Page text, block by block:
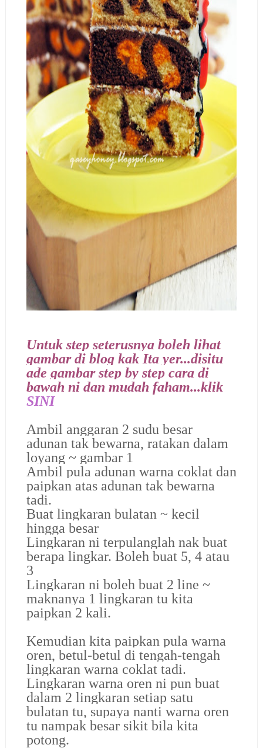
Untuk step seterusnya boleh lihat
gambar di blog kak Ita yer...disitu
ade gambar step by step cara di
bawah ni dan mudah faham...klik
SINI
Ambil anggaran 2 sudu besar
adunan tak bewarna, ratakan dalam
loyang ~ gambar 1
Ambil pula adunan warna coklat dan
paipkan atas adunan tak bewarna
tadi.
Buat lingkaran bulatan ~ kecil
hingga besar
Lingkaran ni terpulanglah nak buat
berapa lingkar. Boleh buat 5, 4 atau
3
Lingkaran ni boleh buat 2 line ~
maknanya 1 lingkaran tu kita
paipkan 2 kali.
Kemudian kita paipkan pula warna
oren, betul-betul di tengah-tengah
lingkaran warna coklat tadi.
Lingkaran warna oren ni pun buat
dalam 2 lingkaran setiap satu
bulatan tu, supaya nanti warna oren
tu nampak besar sikit bila kita
potong.